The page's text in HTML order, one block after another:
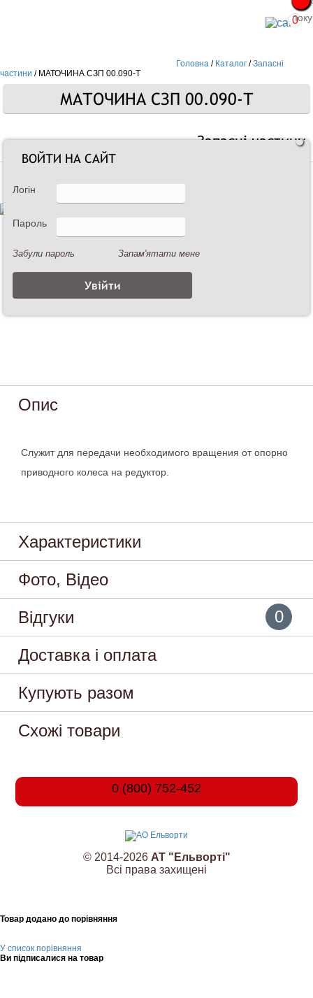
0
Головна / Каталог /Запасні
частини / МАТОЧИНА СЗП 00.090-Т
МАТОЧИНА СЗП 00.090-Т
Запасні частини
Опис
Служит для передачи необходимого вращения от опорно
приводного колеса на редуктор.
Характеристики
Фото, Відео
Відгуки
0
Доставка і оплата
Купують разом
Схожі товари
0 (800) 752-452
© 2014-2026 АТ "Ельворті"
Всі права захищені
Товар додано до порівняння
У список порівняння
Ви підписалися на товар
ВОЙТИ НА САЙТ
Логін
Пароль
Забули пароль Запам'ятати мене